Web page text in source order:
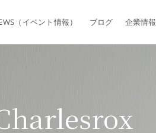
（イベント情報） ブログ 企業情報